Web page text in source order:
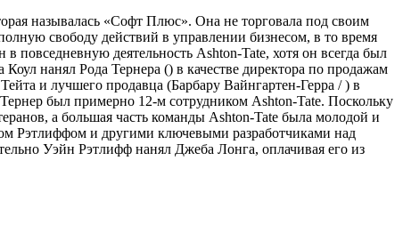
называлась «Софт Плюс». Она не торговала под своим
свободу действий в управлении бизнесом, в то время
деятельность Ashton-Tate, хотя он всегда был
нанял Рода Тернера () в качестве директора по продажам
и лучшего продавца (Барбару Вайнгартен-Герра / ) в
был примерно 12-м сотрудником Ashton-Tate. Поскольку
а большая часть команды Ashton-Tate была молодой и
Рэтлиффом и другими ключевыми разработчиками над
Уэйн Рэтлифф нанял Джеба Лонга, оплачивая его из